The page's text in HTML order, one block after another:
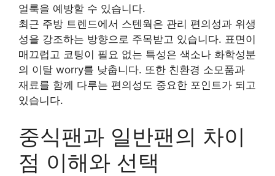
얼룩을 예방할 수 있습니다.
최근 주방 트렌드에서 스텐웍은 관리 편의성과 위생
성을 강조하는 방향으로 주목받고 있습니다. 표면이
매끄럽고 코팅이 필요 없는 특성은 색소나 화학성분
의 이탈 worry를 낮춥니다. 또한 친환경 소모품과
재료를 함께 다루는 편의성도 중요한 포인트가 되고
있습니다.
중식팬과 일반팬의 차이
점 이해와 선택